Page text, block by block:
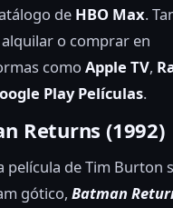
de HBO Max.
o comprar en
como Apple TV,
Play Películas.
Returns (1992)
película de Tim Burton
gótico, Batman